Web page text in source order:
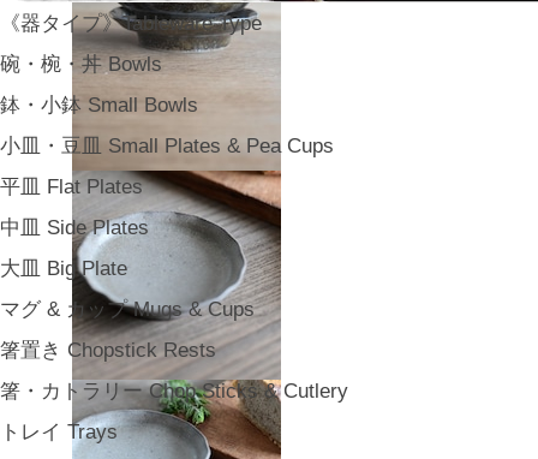
《器タイプ》Tableware Type
碗・椀・丼 Bowls
鉢・小鉢 Small Bowls
小皿・豆皿 Small Plates & Pea Cups
平皿 Flat Plates
中皿 Side Plates
大皿 Big Plate
マグ & カップ Mugs & Cups
箸置き Chopstick Rests
箸・カトラリー Chop Sticks & Cutlery
トレイ Trays